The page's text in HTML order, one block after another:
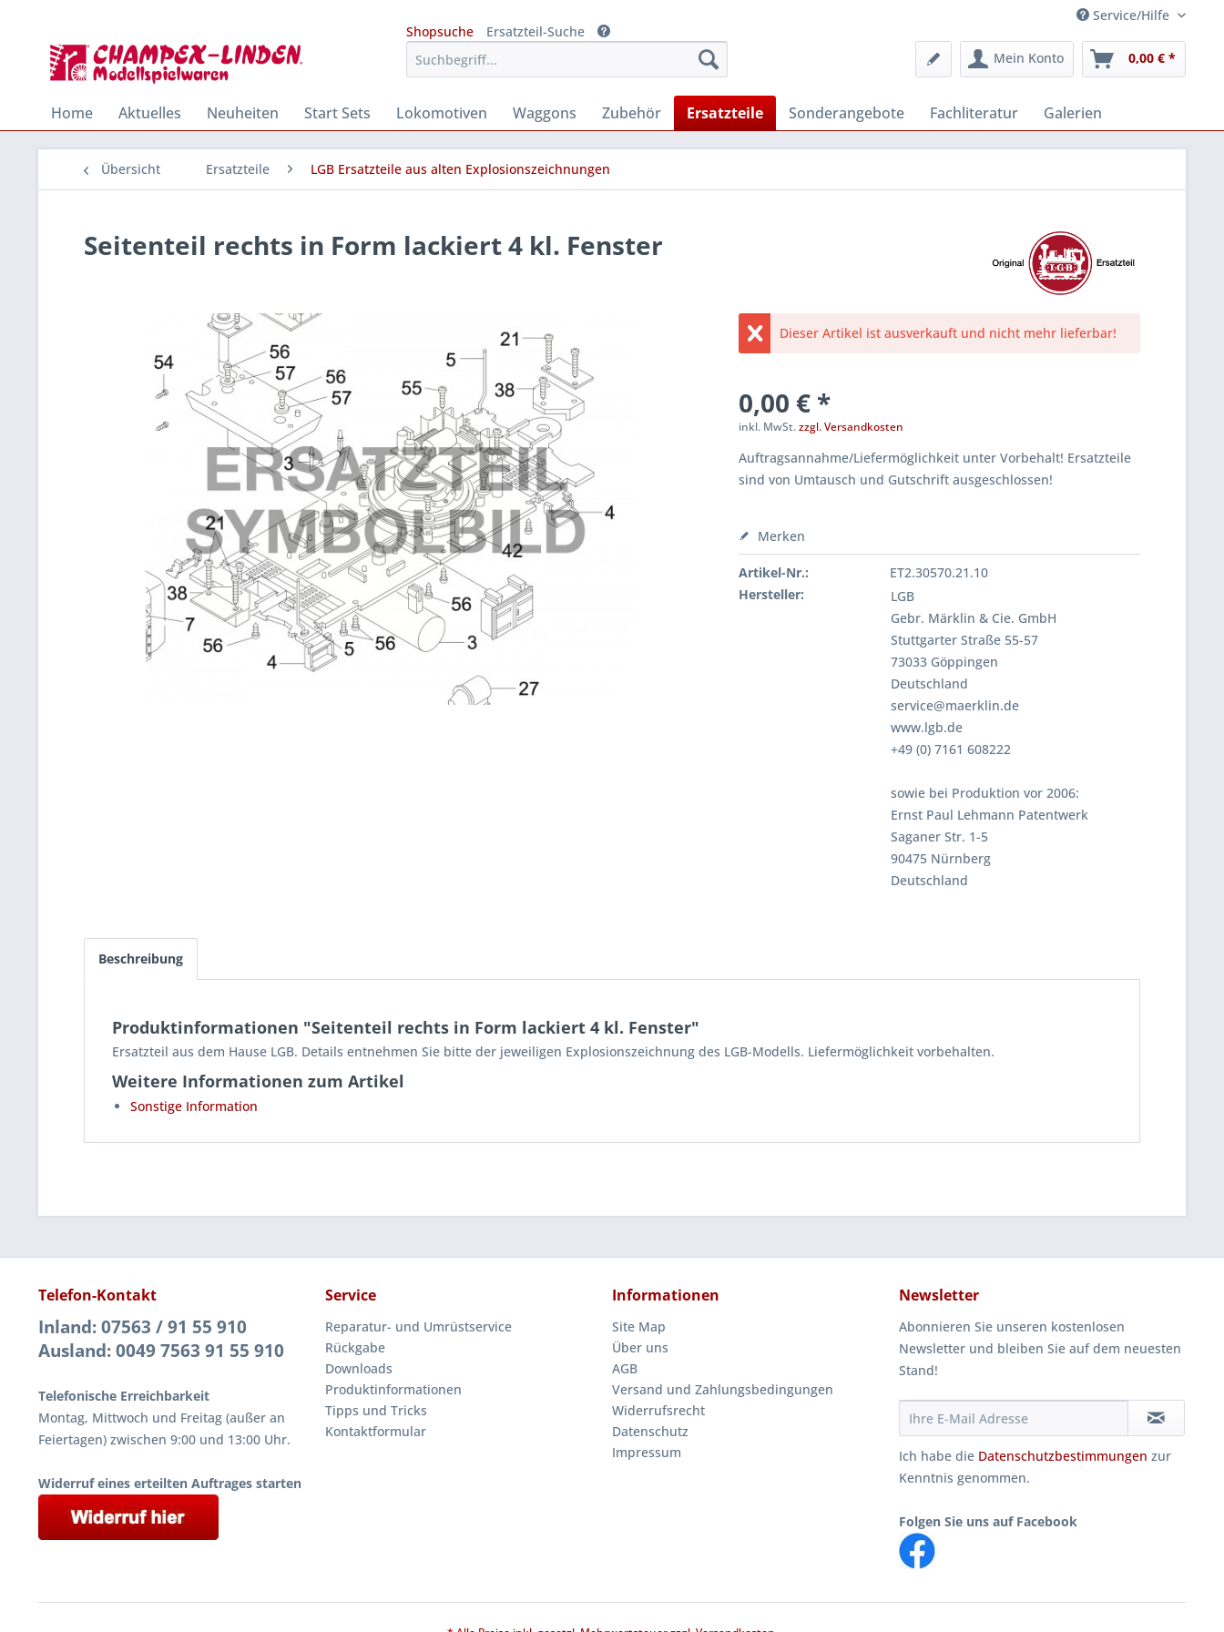
Service/Hilfe
Shopsuche
Ersatzteil-Suche
Mein Konto
0,00 € *
Home Aktuelles Neuheiten Start Sets Lokomotiven Waggons Zubehör Ersatzteile Sonderangebote Fachliteratur Galerien
Übersicht Ersatzteile LGB Ersatzteile aus alten Explosionszeichnungen
Seitenteil rechts in Form lackiert 4 kl. Fenster
Dieser Artikel ist ausverkauft und nicht mehr lieferbar!
0,00 € *
inkl. MwSt.zzgl. Versandkosten
Auftragsannahme/Liefermöglichkeit unter Vorbehalt! Ersatzteile
sind von Umtausch und Gutschrift ausgeschlossen!
Merken
Artikel-Nr.:
ET2.30570.21.10
Hersteller:
LGB
Gebr. Märklin & Cie. GmbH
Stuttgarter Straße 55-57
73033 Göppingen
Deutschland
service@maerklin.de
www.lgb.de
+49 (0) 7161 608222
sowie bei Produktion vor 2006:
Ernst Paul Lehmann Patentwerk
Saganer Str. 1-5
90475 Nürnberg
Deutschland
Beschreibung
Produktinformationen "Seitenteil rechts in Form lackiert 4 kl. Fenster"
Ersatzteil aus dem Hause LGB. Details entnehmen Sie bitte der jeweiligen Explosionszeichnung des LGB-Modells. Liefermöglichkeit vorbehalten.
Weitere Informationen zum Artikel
Sonstige Information
Telefon-Kontakt
Inland: 07563 / 91 55 910
Ausland: 0049 7563 91 55 910
Telefonische Erreichbarkeit
Montag, Mittwoch und Freitag (außer an
Feiertagen) zwischen 9:00 und 13:00 Uhr.
Widerruf eines erteilten Auftrages starten
Service
Reparatur- und Umrüstservice
Rückgabe
Downloads
Produktinformationen
Tipps und Tricks
Kontaktformular
Informationen
Site Map
Über uns
AGB
Versand und Zahlungsbedingungen
Widerrufsrecht
Datenschutz
Impressum
Newsletter
Abonnieren Sie unseren kostenlosen
Newsletter und bleiben Sie auf dem neuesten
Stand!
Ich habe die Datenschutzbestimmungen zur
Kenntnis genommen.
Folgen Sie uns auf Facebook